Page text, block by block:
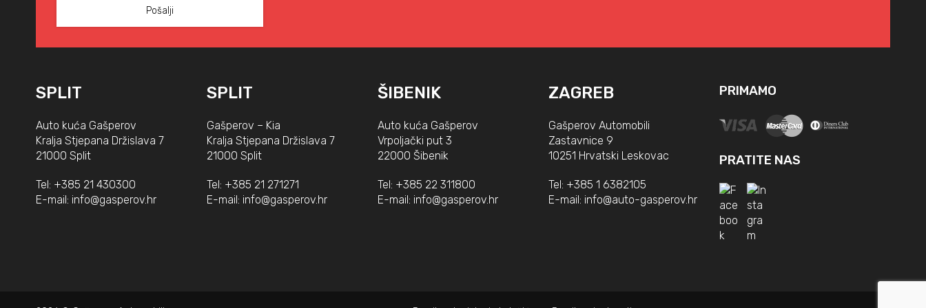
SPLIT
Auto kuća Gašperov
Kralja Stjepana Držislava 7
21000 Split
Tel: +385 21 430300
E-mail: info@gasperov.hr
SPLIT
Gašperov – Kia
Kralja Stjepana Držislava 7
21000 Split
Tel: +385 21 271271
E-mail: info@gasperov.hr
ŠIBENIK
Auto kuća Gašperov
Vrpoljački put 3
22000 Šibenik
Tel: +385 22 311800
E-mail: info@gasperov.hr
ZAGREB
Gašperov Automobili
Zastavnice 9
10251 Hrvatski Leskovac
Tel: +385 1 6382105
E-mail: info@auto-gasperov.hr
PRIMAMO
PRATITE NAS